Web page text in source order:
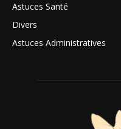
Astuces Santé
Divers
Astuces Administratives